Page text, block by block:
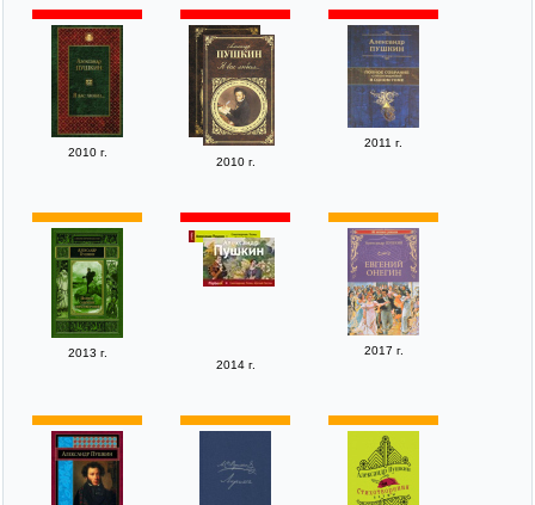
2010 г.
2010 г.
2011 г.
2013 г.
2014 г.
2017 г.